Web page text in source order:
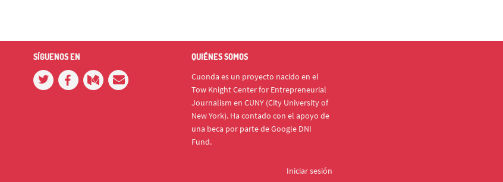
SÍGUENOS EN QUIÉNES SOMOS
Cuonda es un proyecto nacido en el
Tow Knight Center for Entrepreneurial
Journalism en CUNY (City University of
New York). Ha contado con el apoyo de
una beca por parte de Google DNI
Fund.
Iniciar sesión